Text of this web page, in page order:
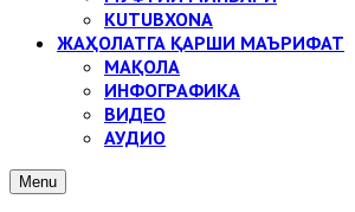
KUTUBXONA
ЖАҲОЛАТГА ҚАРШИ МАЪРИФАТ
МАҚОЛА
ИНФОГРАФИКА
ВИДЕО
АУДИО
Menu